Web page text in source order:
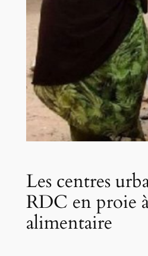
Les centres
RDC en proie
alimentaire